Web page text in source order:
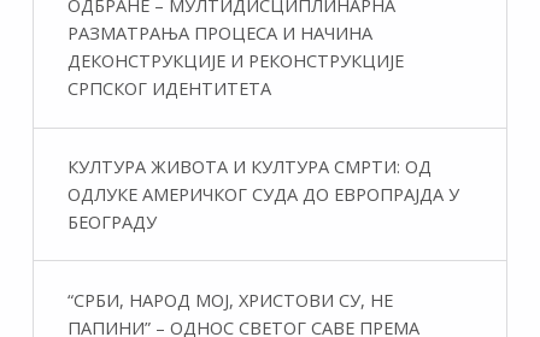
ОДБРАНЕ – МУЛТИДИСЦИПЛИНАРНА
РАЗМАТРАЊА ПРОЦЕСА И НАЧИНА
ДЕКОНСТРУКЦИЈЕ И РЕКОНСТРУКЦИЈЕ
СРПСКОГ ИДЕНТИТЕТА
КУЛТУРА ЖИВОТА И КУЛТУРА СМРТИ: ОД
ОДЛУКЕ АМЕРИЧКОГ СУДА ДО ЕВРОПРАЈДА У
БЕОГРАДУ
“СРБИ, НАРОД МОЈ, ХРИСТОВИ СУ, НЕ
ПАПИНИ” – ОДНОС СВЕТОГ САВЕ ПРЕМА